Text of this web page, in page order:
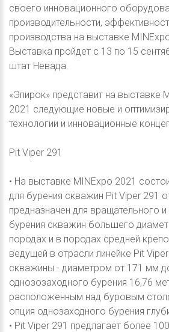
своего инновационного
производительности,
производства на выставке
Выставка пройдет с 13 по 15
штат Невада.
«Эпирок» представит на выставке
2021 следующие новые и
технологии и инновационные
Pit Viper 291
• На выставке MINExpo 2021
для бурения скважин Pit Viper 291
предназначен для вращательного
бурения скважин большего
породах и в породах средней
ведущей в отрасли линейке Pit
скважины - диаметром от 171 мм
однозозаходного бурения 16,76
расположенным над буровым
опция однозаходного бурения
• Pit Viper 291 предлагает более